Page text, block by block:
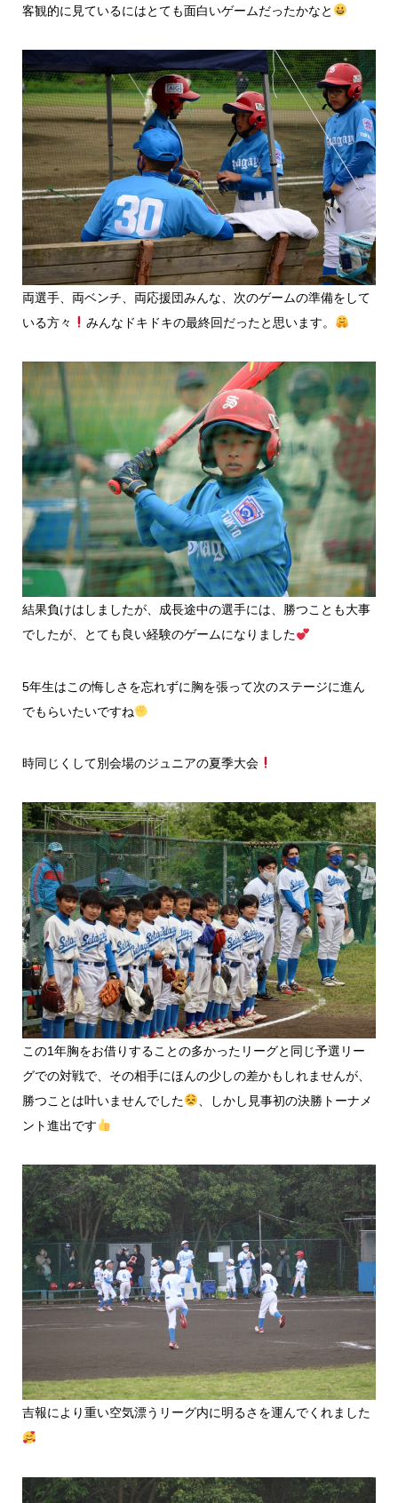
客観的に見ているにはとても面白いゲームだったかなと
両選手、両ベンチ、両応援団みんな、次のゲームの準備をして
いる方々
みんなドキドキの最終回だったと思います。
結果負けはしましたが、成長途中の選手には、勝つことも大事
でしたが、とても良い経験のゲームになりました
5年生はこの悔しさを忘れずに胸を張って次のステージに進ん
でもらいたいですね
時同じくして別会場のジュニアの夏季大会
この1年胸をお借りすることの多かったリーグと同じ予選リー
グでの対戦で、その相手にほんの少しの差かもしれませんが、
勝つことは叶いませんでした
、しかし見事初の決勝トーナメ
ント進出です
吉報により重い空気漂うリーグ内に明るさを運んでくれました